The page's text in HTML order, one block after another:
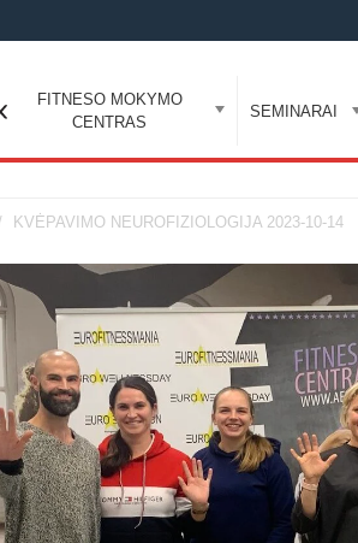
FITNESO MOKYMO
CENTRAS
SEMINARAI
KVĖPAVIMO NEUROFIZIOLOGIJA 2023-10-14